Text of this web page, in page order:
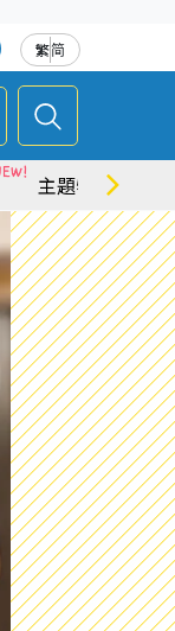
繁简
主題特集